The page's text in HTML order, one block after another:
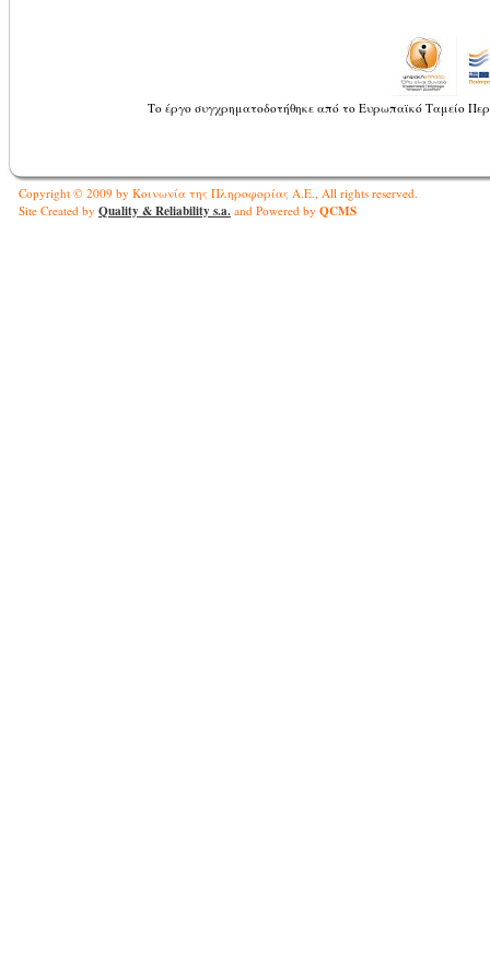
Το έργο συγχρηματοδοτήθηκε από το Ευρωπαϊκό Ταμείο
Copyright © 2009 by Κοινωνία της Πληροφορίας Α.Ε., All rights reserved.
Site Created by Quality & Reliability s.a. and Powered by QCMS